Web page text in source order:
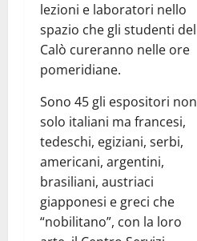
lezioni e laboratori nello
spazio che gli studenti del
Calò cureranno nelle ore
pomeridiane.
Sono 45 gli espositori non
solo italiani ma francesi,
tedeschi, egiziani, serbi,
americani, argentini,
brasiliani, austriaci
giapponesi e greci che
“nobilitano”, con la loro